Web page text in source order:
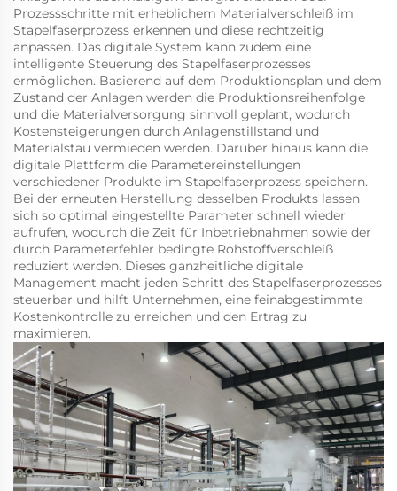
Prozessschritte mit erheblichem Materialverschleiß im
Stapelfaserprozess erkennen und diese rechtzeitig
anpassen. Das digitale System kann zudem eine
intelligente Steuerung des Stapelfaserprozesses
ermöglichen. Basierend auf dem Produktionsplan und dem
Zustand der Anlagen werden die Produktionsreihenfolge
und die Materialversorgung sinnvoll geplant, wodurch
Kostensteigerungen durch Anlagenstillstand und
Materialstau vermieden werden. Darüber hinaus kann die
digitale Plattform die Parametereinstellungen
verschiedener Produkte im Stapelfaserprozess speichern.
Bei der erneuten Herstellung desselben Produkts lassen
sich so optimal eingestellte Parameter schnell wieder
aufrufen, wodurch die Zeit für Inbetriebnahmen sowie der
durch Parameterfehler bedingte Rohstoffverschleiß
reduziert werden. Dieses ganzheitliche digitale
Management macht jeden Schritt des Stapelfaserprozesses
steuerbar und hilft Unternehmen, eine feinabgestimmte
Kostenkontrolle zu erreichen und den Ertrag zu
maximieren.